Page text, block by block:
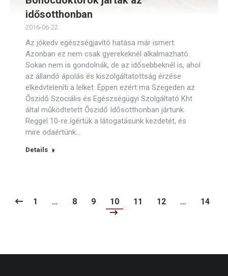
idősotthonban
2016-06-22
Az jókedv egészségjavító hatása már ismert.
Azonban ez nem csak gyerekeknél alkalmazható.
Sokan nem is gondolnák, de az idősebbeknél is, ahol
az állandó ápolás és kiszolgáltatottság érzése
elkedvteleníti a lelket. Éppen ezért ma Szegeden az
Őszidő Szociális és Egészségügyi Szolgáltató Kht
által működtetett Őszidő Idősotthonban jártunk.
Reggel 10-re ígértük a látogatásunk kezdetét, és
mire odaértünk…
Details
1 … 8 9 10 11 12 … 14